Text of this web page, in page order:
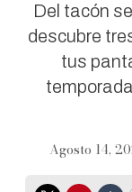
Del tacón
descubre
tus
Agosto 14,